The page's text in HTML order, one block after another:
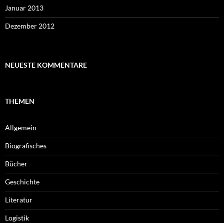
Januar 2013
Dezember 2012
NEUESTE KOMMENTARE
THEMEN
Allgemein
Biografisches
Bücher
Geschichte
Literatur
Logistik